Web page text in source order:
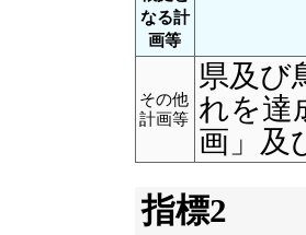
なる計
画等
その他
計画等
県及び
れを達
画」及
指標2